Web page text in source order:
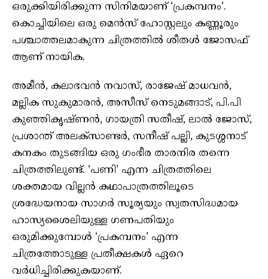
ഒരുക്കിയിരിക്കുന്ന സിനിമയാണ് ‘പ്രകമ്പനം’.
കൊച്ചിയിലെ ഒരു മെൻസ് ഹോസ്റ്റലും കണ്ണൂരും
പശ്ചാത്തലമാകുന്ന ചിത്രത്തിൽ ശീതൾ ജോസഫ്
ആണ് നായിക.
അമീൻ, കലാഭവൻ നവാസ്, രാജേഷ് മാധവൻ,
മല്ലിക സുകുമാരൻ, അസീസ് നെടുമങ്ങാട്, പി.പി
കുഞ്ഞികൃഷ്ണൻ, ഗായത്രി സതീഷ്, ലാൽ ജോസ്,
പ്രശാന്ത് അലക്സാണ്ടർ, സനീഷ് പല്ലി, കുടശ്ശനാട്
കനകം തുടങ്ങിയ ഒരു ഗംഭീര താരനിര തന്നെ
ചിത്രത്തിലുണ്ട്. ‘പണി’ എന്ന ചിത്രത്തിലെ
ശക്തമായ വില്ലൻ കഥാപാത്രത്തിലൂടെ
ശ്രദ്ധേയനായ സാഗർ സൂര്യയും സ്വതസിദ്ധമായ
ഹാസ്യശൈലിയുള്ള ഗണപതിയും
ഒരുമിക്കുമ്പോൾ ‘പ്രകമ്പനം’ എന്ന
ചിത്രത്തോടുള്ള പ്രതീക്ഷകൾ ഏറെ
വർധിച്ചിരിക്കുകയാണ്.